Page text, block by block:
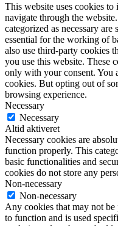
This website uses cookies
navigate through the
categorized as necessary
essential for the working of
also use third-party cookies
you use this website. These
only with your consent. You
cookies. But opting out of
browsing experience.
Necessary
Necessary
Altid aktiveret
Necessary cookies are
function properly. This
basic functionalities and
cookies do not store any
Non-necessary
Non-necessary
Any cookies that may not
to function and is used